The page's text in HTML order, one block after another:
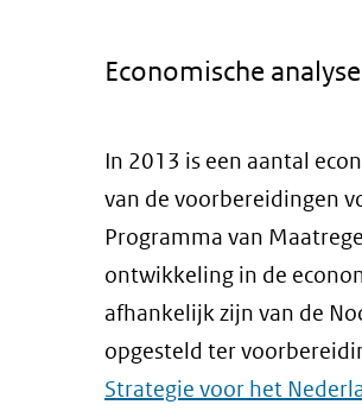
Economische
In 2013 is een aantal
van de voorbereidingen
Programma van
ontwikkeling in de
afhankelijk zijn van de
opgesteld ter
Strategie voor het